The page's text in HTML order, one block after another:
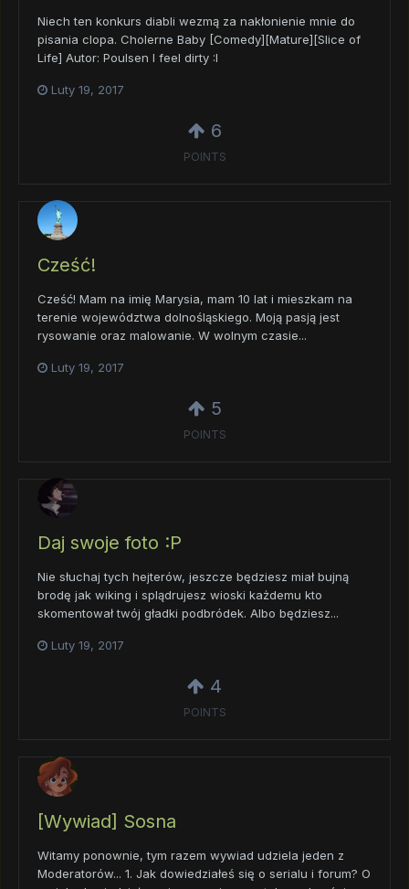
Niech ten konkurs diabli wezmą za nakłonienie mnie do
pisania clopa. Cholerne Baby [Comedy][Mature][Slice of
Life] Autor: Poulsen I feel dirty :I
Luty 19, 2017
6
POINTS
Cześć!
Cześć! Mam na imię Marysia, mam 10 lat i mieszkam na
terenie województwa dolnośląskiego. Moją pasją jest
rysowanie oraz malowanie. W wolnym czasie...
Luty 19, 2017
5
POINTS
Daj swoje foto :P
Nie słuchaj tych hejterów, jeszcze będziesz miał bujną
brodę jak wiking i splądrujesz wioski każdemu kto
skomentował twój gładki podbródek. Albo będziesz...
Luty 19, 2017
4
POINTS
[Wywiad] Sosna
Witamy ponownie, tym razem wywiad udziela jeden z
Moderatorów... 1. Jak dowiedziałeś się o serialu i forum? O